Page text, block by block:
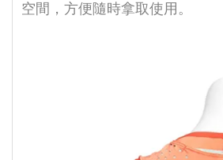
空間，方便隨時拿取使用。